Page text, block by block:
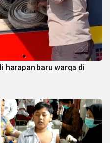
harapan baru warga di